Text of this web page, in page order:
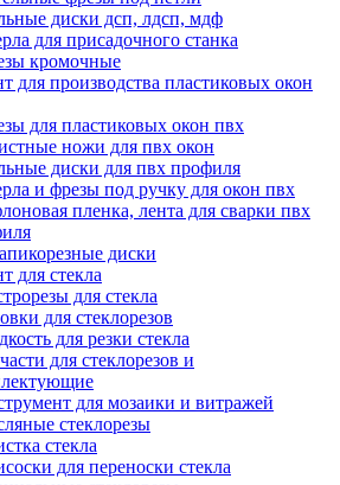
диски дсп, лдсп, мдф
для присадочного станка
кромочные
для производства пластиковых окон
для пластиковых окон пвх
ножи для пвх окон
диски для пвх профиля
и фрезы под ручку для окон пвх
пленка, лента для сварки пвх
диски
для стекла
для стекла
для стеклорезов
для резки стекла
для стеклорезов и
для мозаики и витражей
стеклорезы
стекла
для переноски стекла